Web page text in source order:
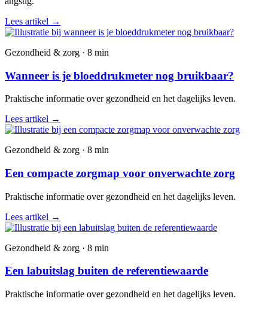
Lees artikel →
Gezondheid & zorg · 8 min
Wanneer is je bloeddrukmeter nog bruikbaar?
Praktische informatie over gezondheid en het dagelijks leven.
Lees artikel →
Gezondheid & zorg · 8 min
Een compacte zorgmap voor onverwachte zorg
Praktische informatie over gezondheid en het dagelijks leven.
Lees artikel →
Gezondheid & zorg · 8 min
Een labuitslag buiten de referentiewaarde
Praktische informatie over gezondheid en het dagelijks leven.